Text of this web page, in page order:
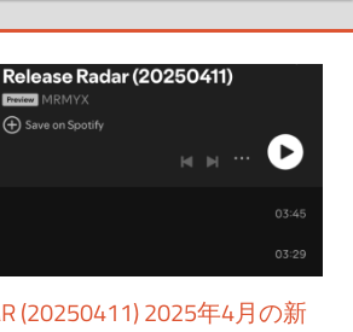
(20250411) 2025年4月の新